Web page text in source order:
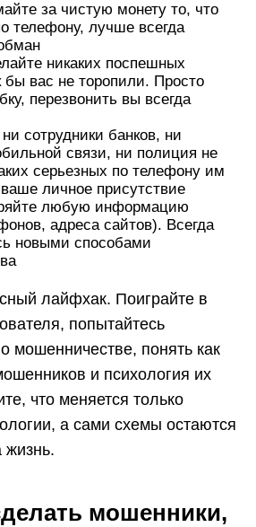
за чистую монету то, что
телефону, лучше всегда
никаких поспешных
бы вас не торопили. Просто
перезвонить вы всегда
сотрудники банков, ни
связи, ни полиция не
серьезных по телефону им
личное присутствие
любую информацию
адреса сайтов). Всегда
новыми способами
лайфхак. Поиграйте в
попытайтесь
мошенничестве, понять как
и психология их
что меняется только
а сами схемы остаются
жизнь.
мошенники,